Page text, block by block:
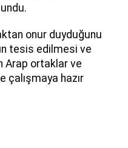
onur duyduğunu
tesis edilmesi ve
Arap ortaklar ve
çalışmaya hazır